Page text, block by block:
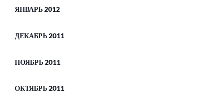
ЯНВАРЬ 2012
ДЕКАБРЬ 2011
НОЯБРЬ 2011
ОКТЯБРЬ 2011